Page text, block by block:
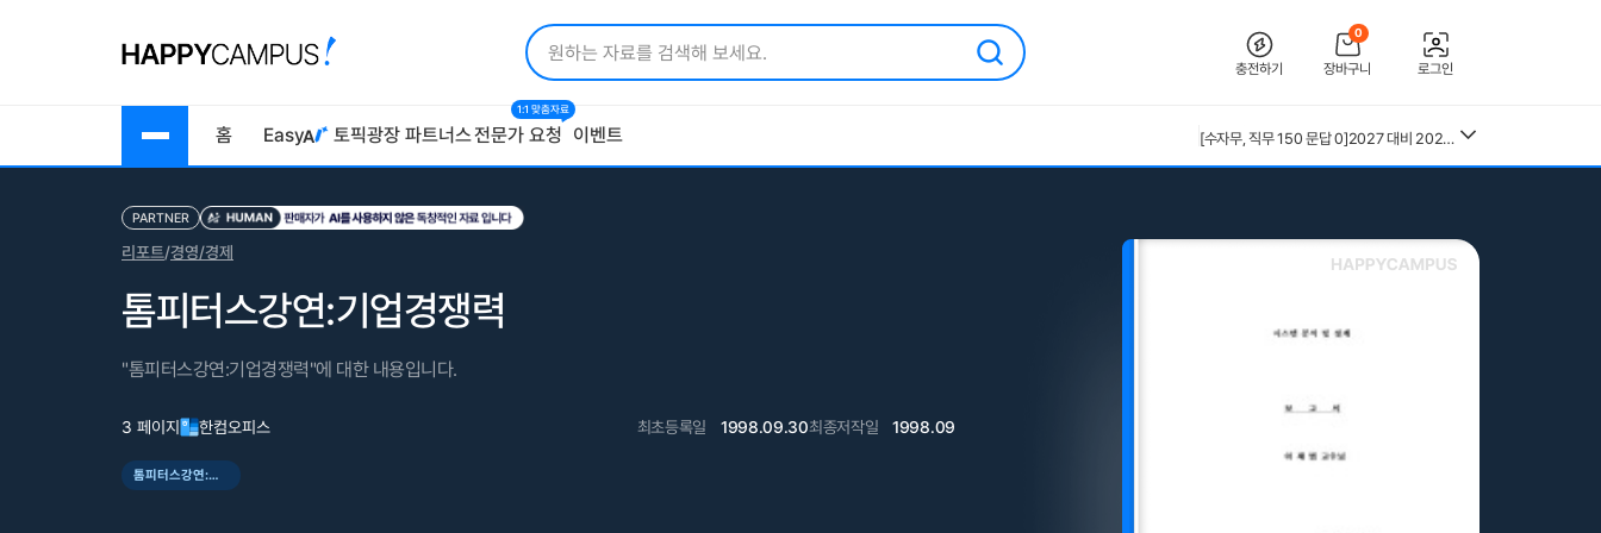
충전하기
0
장바구니 로그인
홈 Easy 토픽광장 파트너스전문가 요청
1:1 맞춤자료
이벤트
[2026 합격인증O] 전북대학교병원 간호사 채용 대비 필기+면접 기출 정리
[수자무, 직무 150 문답 0]2027 대비 2026 한양대학교병원(서울) 신규 간호사 최종합격 AII IN ONE 대비서 (스펙, 자기소개서, 면접 기출, 직무 150개 문답0, 합격인증0)
구매자재관리 총론 25,26년 4회분 기출문제(예시문제) 40문항 및 답안(계산문제 풀이 포함)
혈액원 간호사 최종합격 자소서
PARTNER
리포트/경영/경제
톰피터스강연:기업경쟁력
"톰피터스강연:기업경쟁력"에 대한 내용입니다.
3 페이지 한컴오피스 최초등록일 1998.09.30최종저작일 1998.09
톰피터스강연:기업경